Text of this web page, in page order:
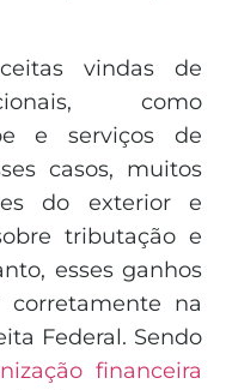
vindas de
como
e serviços de
casos, muitos
do exterior e
tributação e
esses ganhos
na
Federal. Sendo
financeira